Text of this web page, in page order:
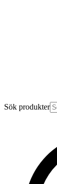
Sök produkter